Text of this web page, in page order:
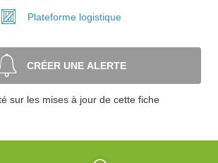
Plateforme logistique
CRÉER UNE ALERTE
sur les mises à jour de cette fiche